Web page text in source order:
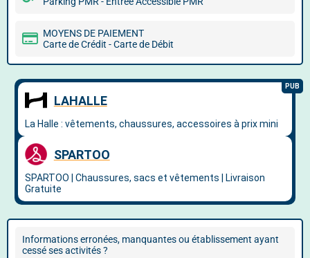
MOYENS DE PAIEMENT
Carte de Crédit - Carte de Débit
Informations erronées, manquantes ou établissement ayant
cessé ses activités ?